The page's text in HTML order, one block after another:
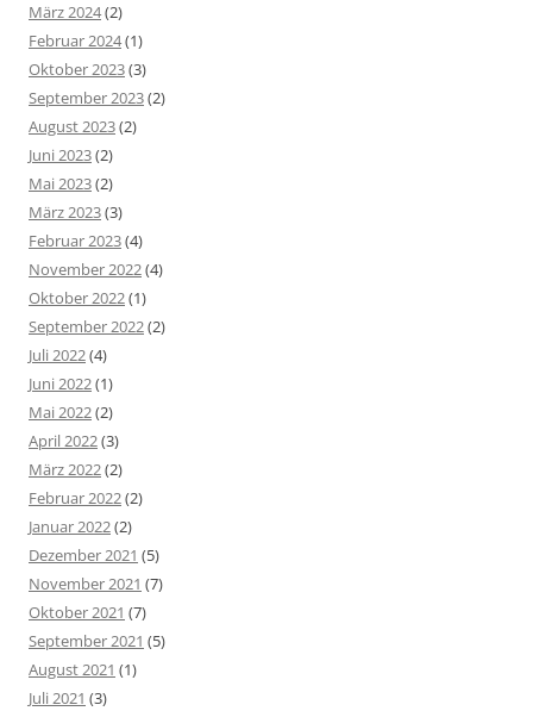
März 2024(2)
Februar 2024(1)
Oktober 2023(3)
September 2023(2)
August 2023(2)
Juni 2023(2)
Mai 2023(2)
März 2023(3)
Februar 2023(4)
November 2022(4)
Oktober 2022(1)
September 2022(2)
Juli 2022(4)
Juni 2022(1)
Mai 2022(2)
April 2022(3)
März 2022(2)
Februar 2022(2)
Januar 2022(2)
Dezember 2021 (5)
November 2021 (7)
Oktober 2021 (7)
September 2021 (5)
August 2021 (1)
Juli 2021 (3)